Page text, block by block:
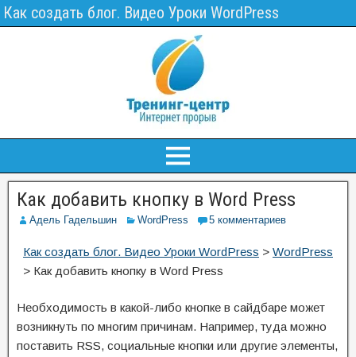
Как создать блог. Видео Уроки WordPress
Как добавить кнопку в Word Press
Адель Гадельшин WordPress 5 комментариев
Как создать блог. Видео Уроки WordPress > WordPress
> Как добавить кнопку в Word Press
Необходимость в какой-либо кнопке в сайдбаре может
возникнуть по многим причинам. Например, туда можно
поставить RSS, социальные кнопки или другие элементы,